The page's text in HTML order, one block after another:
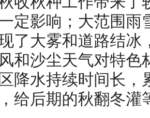
定影响；大范围雨
了大雾和道路结冰
和沙尘天气对特色
降水持续时间长，
给后期的秋翻冬灌